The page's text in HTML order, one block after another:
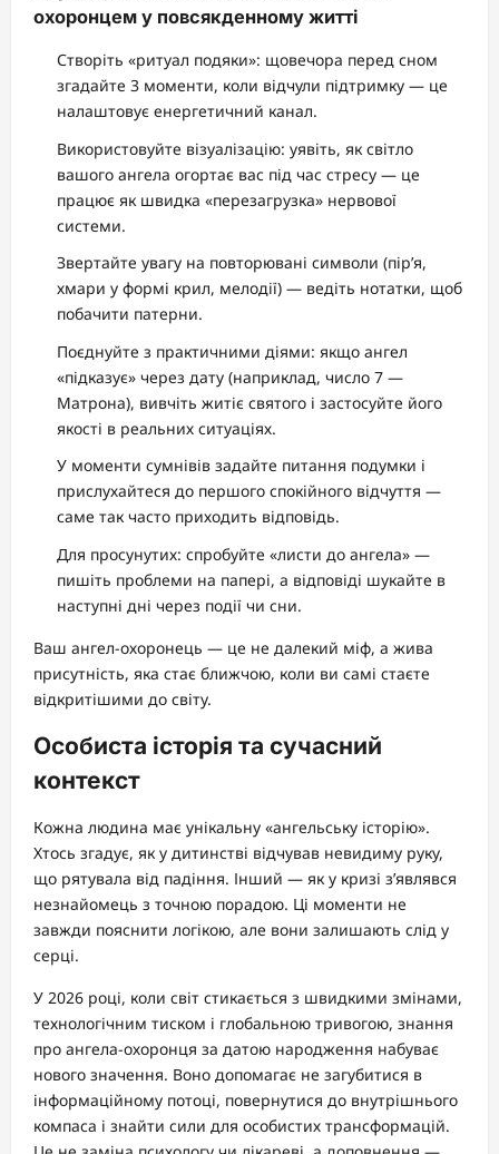
охоронцем у повсякденному житті
Створіть «ритуал подяки»: щовечора перед сном
згадайте 3 моменти, коли відчули підтримку — це
налаштовує енергетичний канал.
Використовуйте візуалізацію: уявіть, як світло
вашого ангела огортає вас під час стресу — це
працює як швидка «перезагрузка» нервової
системи.
Звертайте увагу на повторювані символи (пір’я,
хмари у формі крил, мелодії) — ведіть нотатки, щоб
побачити патерни.
Поєднуйте з практичними діями: якщо ангел
«підказує» через дату (наприклад, число 7 —
Матрона), вивчіть житіє святого і застосуйте його
якості в реальних ситуаціях.
У моменти сумнівів задайте питання подумки і
прислухайтеся до першого спокійного відчуття —
саме так часто приходить відповідь.
Для просунутих: спробуйте «листи до ангела» —
пишіть проблеми на папері, а відповіді шукайте в
наступні дні через події чи сни.
Ваш ангел-охоронець — це не далекий міф, а жива
присутність, яка стає ближчою, коли ви самі стаєте
відкритішими до світу.
Особиста історія та сучасний
контекст
Кожна людина має унікальну «ангельську історію».
Хтось згадує, як у дитинстві відчував невидиму руку,
що рятувала від падіння. Інший — як у кризі з’являвся
незнайомець з точною порадою. Ці моменти не
завжди пояснити логікою, але вони залишають слід у
серці.
У 2026 році, коли світ стикається з швидкими змінами,
технологічним тиском і глобальною тривогою, знання
про ангела-охоронця за датою народження набуває
нового значення. Воно допомагає не загубитися в
інформаційному потоці, повернутися до внутрішнього
компаса і знайти сили для особистих трансформацій.